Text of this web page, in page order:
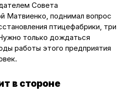
Совета
Матвиенко, поднимал вопрос
птицефабрики, три
только дождаться
работы этого предприятия
в стороне